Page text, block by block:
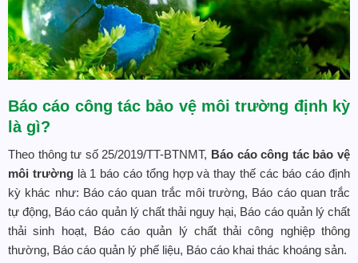
Báo cáo công tác bảo vệ môi trường định kỳ
là gì?
Theo thông tư số 25/2019/TT-BTNMT, Báo cáo công tác bảo vệ
môi trườnglà 1 báo cáo tổng hợp và thay thế các báo cáo định
kỳ khác như: Báo cáo quan trắc môi trường, Báo cáo quan trắc
tự động, Báo cáo quản lý chất thải nguy hại, Báo cáo quản lý chất
thải sinh hoạt, Báo cáo quản lý chất thải công nghiệp thông
thường, Báo cáo quản lý phế liệu, Báo cáo khai thác khoáng sản.